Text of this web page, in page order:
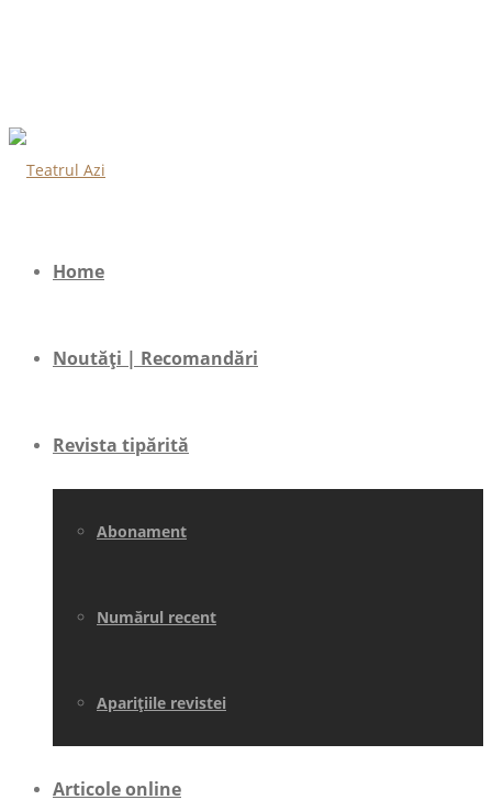
Home
Noutăți | Recomandări
Revista tipărită
Abonament
Numărul recent
Aparițiile revistei
Articole online